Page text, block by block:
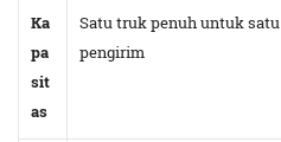
Ka
pa
sit
as
Satu truk penuh untuk satu
pengirim